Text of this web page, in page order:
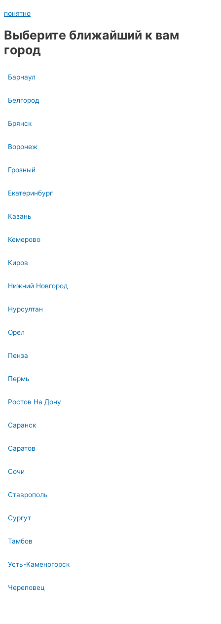
понятно
Выберите ближайший к вам
город
Барнаул
Белгород
Брянск
Воронеж
Грозный
Екатеринбург
Казань
Кемерово
Киров
Нижний Новгород
Нурсултан
Орел
Пенза
Пермь
Ростов На Дону
Саранск
Саратов
Сочи
Ставрополь
Сургут
Тамбов
Усть-Каменогорск
Череповец